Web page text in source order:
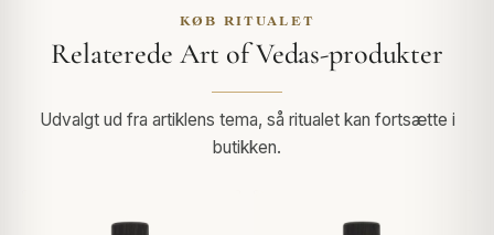
KØB RITUALET
Relaterede Art of Vedas-produkter
Udvalgt ud fra artiklens tema, så ritualet kan fortsætte i
butikken.